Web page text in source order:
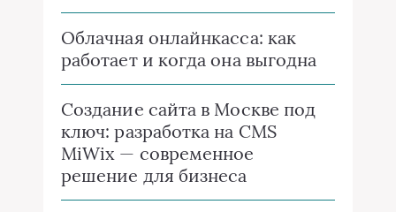
Облачная онлайнкасса: как
работает и когда она выгодна
Создание сайта в Москве под
ключ: разработка на CMS
MiWix — современное
решение для бизнеса